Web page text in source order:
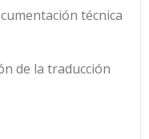
técnica
de la traducción